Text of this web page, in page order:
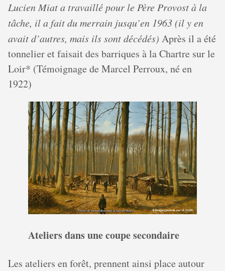
Lucien Miat a travaillé pour le Père Provost à la
tâche, il a fait du merrain jusqu’en 1963 (il y en
avait d’autres, mais ils sont décédés) Après il a été
tonnelier et faisait des barriques à la Chartre sur le
Loir* (Témoignage de Marcel Perroux, né en
1922)
Ateliers dans une coupe secondaire
Les ateliers en forêt, prennent ainsi place autour